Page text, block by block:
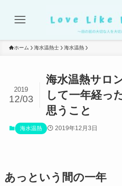
ホーム 海水温熱士 海水温熱
海水温熱サロ
して一年経っ
思うこと
2019
12/03
海水温熱 2019年12月3日
あっという間の一年